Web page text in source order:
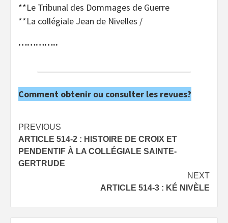
**Le Tribunal des Dommages de Guerre
**La collégiale Jean de Nivelles /
…………..
Comment obtenir ou consulter les revues?
Post
navigation
PREVIOUS
ARTICLE 514-2 : HISTOIRE DE CROIX ET
PENDENTIF À LA COLLÉGIALE SAINTE-
GERTRUDE
NEXT
ARTICLE 514-3 : KÉ NIVÈLE